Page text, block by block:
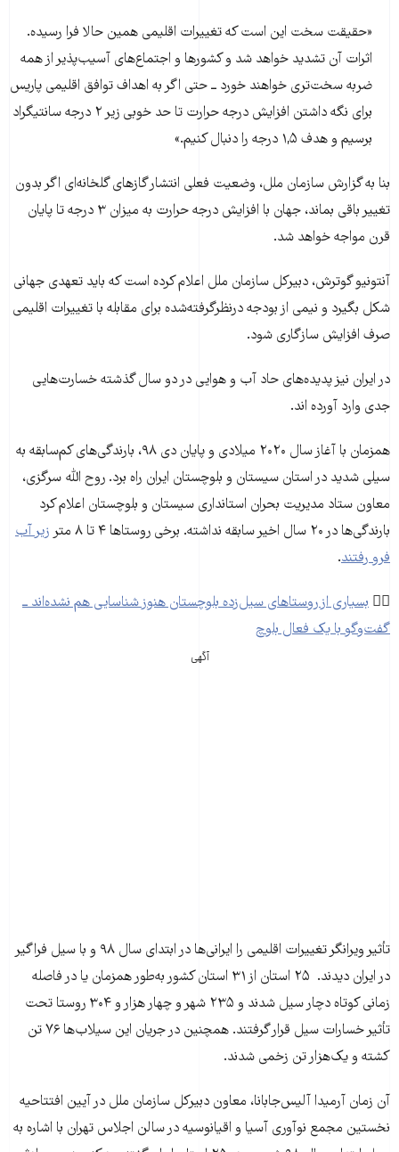
«حقیقت سخت این است که تغییرات اقلیمی همین حالا فرا رسیده.
اثرات آن تشدید خواهد شد و کشورها و اجتماع‌های آسیب‌پذیر از همه
ضربه سخت‌تری خواهند خورد ــ حتی اگر به اهداف توافق اقلیمی پاریس
برای نگه داشتن افزایش درجه حرارت تا حد خوبی زیر ۲ درجه سانتیگراد
برسیم و هدف ۱,۵ درجه را دنبال کنیم.»
بنا به گزارش سازمان ملل، وضعیت فعلی انتشار گازهای گلخانه‌ای اگر بدون
تغییر باقی بماند، جهان با افزایش درجه حرارت به میزان ۳ درجه تا پایان
قرن مواجه خواهد شد.
آنتونیو گوترش، دبیرکل سازمان ملل اعلام کرده است که باید تعهدی جهانی
شکل بگیرد و نیمی از بودجه درنظرگرفته‌شده برای مقابله با تغییرات اقلیمی
صرف افزایش سازگاری شود.
در ایران نیز پدیده‌های حاد آب و هوایی در دو سال گذشته خسارت‌هایی
جدی وارد آورده اند.
همزمان با آغاز سال ۲۰۲۰ میلادی و پایان دی ۹۸، بارندگی‌های کم‌سابقه به
سیلی شدید در استان سیستان و بلوچستان ایران راه برد. روح الله سرگزی،
معاون ستاد مدیریت بحران استانداری سیستان و بلوچستان اعلام کرد
بارندگی‌ها در ۲۰ سال اخیر سابقه نداشته. برخی روستاها ۴ تا ۸ متر
زیر آب
فرو رفتند.
👈🏽 بسیاری از روستاهای سیل‌زده بلوچستان هنوز شناسایی هم نشده‌اند ــ
گفت‌و‌گو با یک فعال بلوچ
آگهی
تأثیر ویرانگر تغییرات اقلیمی را ایرانی‌ها در ابتدای سال ۹۸ و با سیل فراگیر
در ایران دیدند. ۲۵ استان از ۳۱ استان کشور به‌طور همزمان یا در فاصله
زمانی کوتاه دچار سیل شدند و ۲۳۵ شهر و چهار هزار و ۳۰۴ روستا تحت
تأثیر خسارات سیل قرار گرفتند. همچنین در جریان این سیلاب‌ها ۷۶ تن
کشته و یک‌هزار تن زخمی شدند.
آن زمان آرمیدا آلیس‌جابانا، معاون دبیرکل سازمان ملل در آیین افتتاحیه
نخستین مجمع نوآوری آسیا و اقیانوسیه در سالن اجلاس تهران با اشاره به